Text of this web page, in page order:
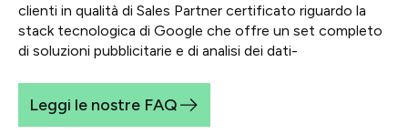
clienti in qualità di Sales Partner certificato riguardo la
stack tecnologica di Google che offre un set completo
di soluzioni pubblicitarie e di analisi dei dati-
Leggi le nostre FAQ